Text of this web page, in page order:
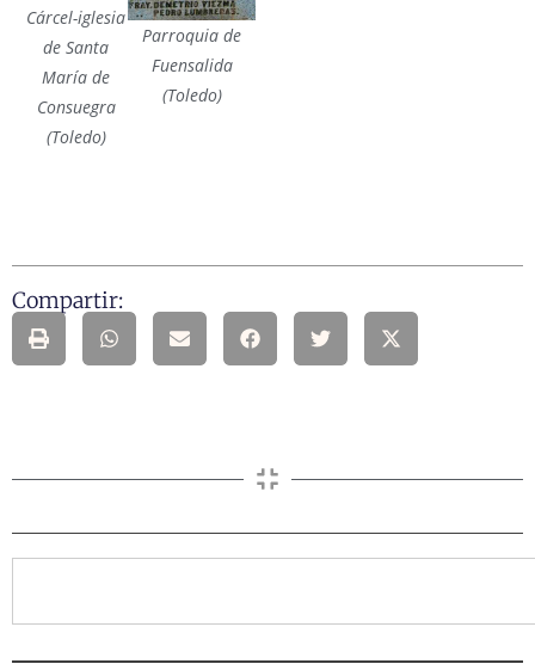
Cárcel-iglesia
de Santa
María de
Consuegra
(Toledo)
Parroquia de
Fuensalida
(Toledo)
Compartir: